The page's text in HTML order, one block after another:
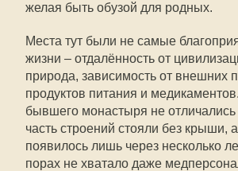
желая быть обузой для родных.
Места тут были не самые
жизни – отдалённость от
природа, зависимость от внешних
продуктов питания и
бывшего монастыря не
часть строений стояли без крыши,
появилось лишь через несколько
порах не хватало даже